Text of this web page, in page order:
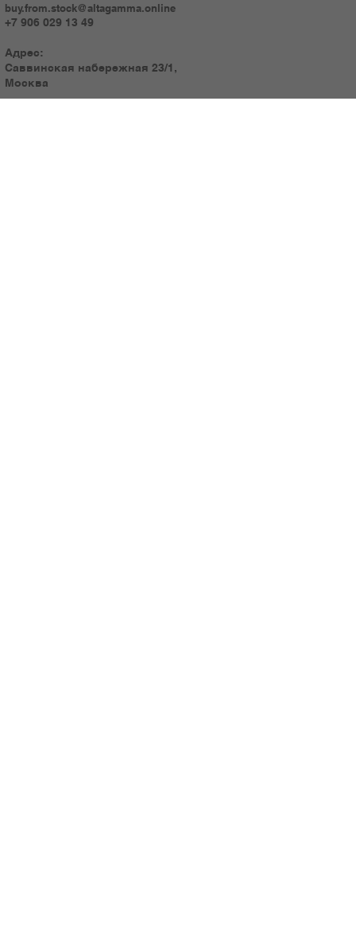
buy.from.stock@altagamma.online
+7 906 029 13 49
Адрес:
Саввинская набережная 23/1,
Москва